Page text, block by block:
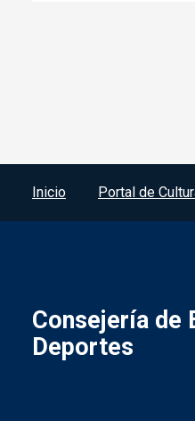
Menú del pie
Inicio Portal de
Consejería de
Deportes